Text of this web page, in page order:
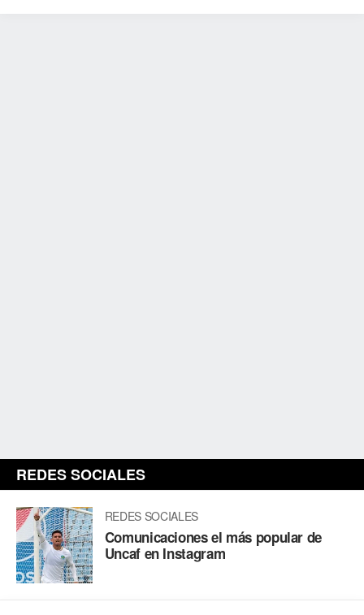
REDES SOCIALES
REDES SOCIALES
Comunicaciones el más popular de
Uncaf en Instagram